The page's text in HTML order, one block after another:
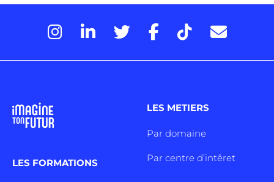
LES FORMATIONS
LES METIERS
Par domaine
Par centre d’intêret